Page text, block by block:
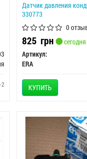
2
Датчик давления
330773
0
825 грн
сегодня
Артикул:
ERA
КУПИТЬ